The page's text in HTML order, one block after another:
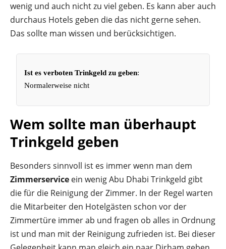
wenig und auch nicht zu viel geben. Es kann aber auch
durchaus Hotels geben die das nicht gerne sehen.
Das sollte man wissen und berücksichtigen.
Ist es verboten Trinkgeld zu geben:
Normalerweise nicht
Wem sollte man überhaupt
Trinkgeld geben
Besonders sinnvoll ist es immer wenn man dem
Zimmerservice ein wenig Abu Dhabi Trinkgeld gibt
die für die Reinigung der Zimmer. In der Regel warten
die Mitarbeiter den Hotelgästen schon vor der
Zimmertüre immer ab und fragen ob alles in Ordnung
ist und man mit der Reinigung zufrieden ist. Bei dieser